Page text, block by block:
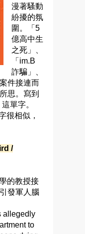
漫著騷動
紛擾的氛
圍。「5
億高中生
之死」、
「im.B
詐騙」、
件接連而
思。寫到
單字。
很相似，
/
的教授接
發軍人腦
allegedly
to